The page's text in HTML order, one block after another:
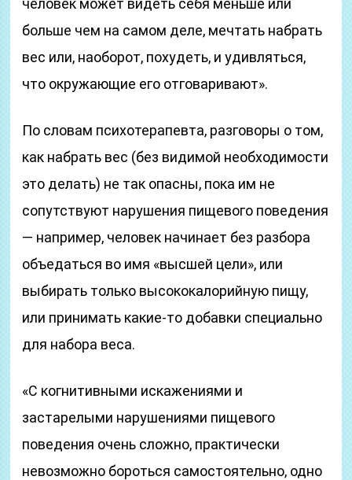
человек может видеть себя меньше или
больше чем на самом деле, мечтать набрать
вес или, наоборот, похудеть, и удивляться,
что окружающие его отговаривают».
По словам психотерапевта, разговоры о том,
как набрать вес (без видимой необходимости
это делать) не так опасны, пока им не
сопутствуют нарушения пищевого поведения
— например, человек начинает без разбора
объедаться во имя «высшей цели», или
выбирать только высококалорийную пищу,
или принимать какие-то добавки специально
для набора веса.
«С когнитивными искажениями и
застарелыми нарушениями пищевого
поведения очень сложно, практически
невозможно бороться самостоятельно, одно